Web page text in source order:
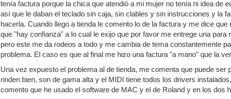
tenía factura porque la chica que atendió a mi mujer no tenía ni idea de
así que le daban el teclado sin caja, sin clables y sin instrucciones y la
hacerla. Cuando llego a tienda le comento lo de la factura y me dice que
que "hay confianza" a lo cual le exijo que por favor me entrege una para
pero este me da rodeos a todo y me cambia de tema constantemente
problema. El caso es que al final me hizo una factura "a mano" que la
Una vez expuesto el problema al de tienda, me comenta que puede
rinden bien, son de gama alta y el MIDI tiene todos los drivers
comento que he usado el software de MAC y el de Roland y en los dos